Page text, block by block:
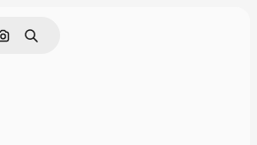
Buscar por imagen
Buscar